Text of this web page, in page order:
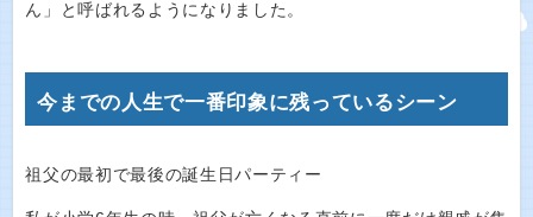
ん」と呼ばれるようになりました。
今までの人生で一番印象に残っているシーン
祖父の最初で最後の誕生日パーティー